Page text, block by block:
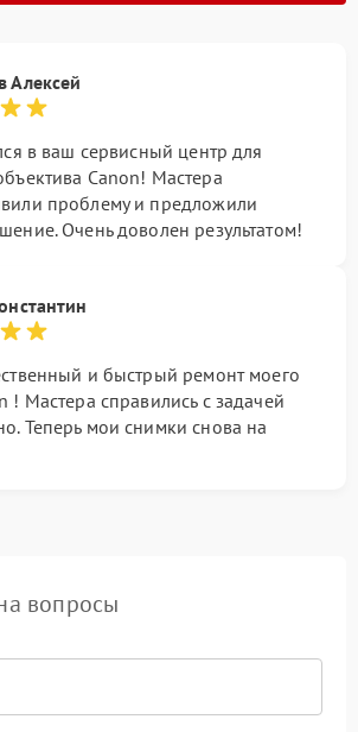
Алексей
в ваш сервисный центр для
Canon! Мастера
проблему и предложили
Очень доволен результатом!
и быстрый ремонт моего
! Мастера справились с задачей
Теперь мои снимки снова на
вопросы